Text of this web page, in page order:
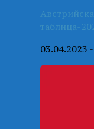
таблица-
03.04.2023